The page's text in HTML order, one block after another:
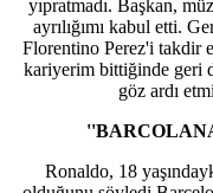
yıpratmadı. Başkan,
ayrılığımı kabul etti.
Florentino Perez'i takdir
kariyerim bittiğinde geri
göz ardı
Ronaldo, 18